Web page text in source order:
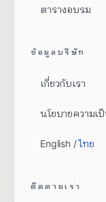
ตารางอบรม
ข้อมูลบริษัท
เกี่ยวกับเรา
นโยบายความเ
English /ไทย
ติดตามเรา